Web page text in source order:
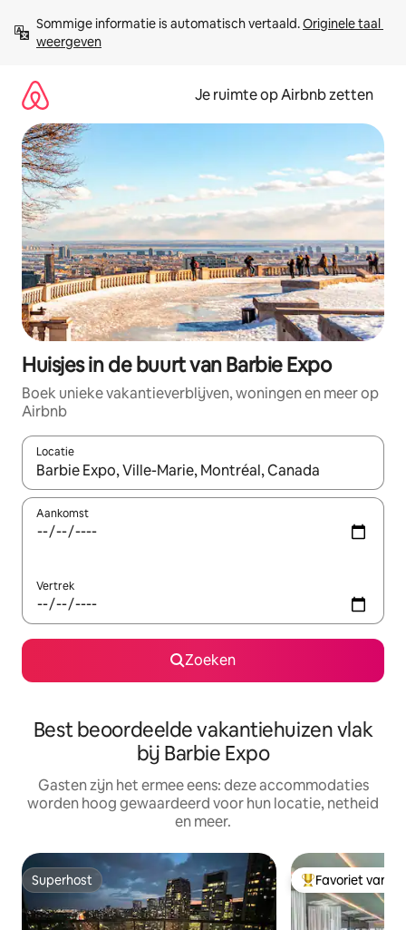
direct
naar
Sommige informatie is automatisch vertaald. Originele taal
weergeven
Je ruimte op Airbnb zetten
Huisjes in de buurt van Barbie Expo
Boek unieke vakantieverblijven, woningen en meer op
Airbnb
Locatie
Wanneer er suggesties beschikbaar zijn, maak je een keuze
Aankomst
Vertrek
Zoeken
Best beoordeelde vakantiehuizen vlak
bij Barbie Expo
Gasten zijn het ermee eens: deze accommodaties
worden hoog gewaardeerd voor hun locatie, netheid
en meer.
Superhost
Superhost Topfavoriet van
Favoriet van